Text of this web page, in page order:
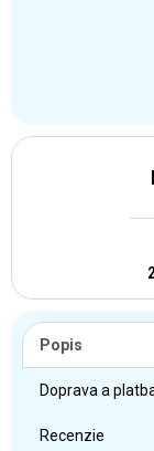
Popis
Doprava a
Recenzie